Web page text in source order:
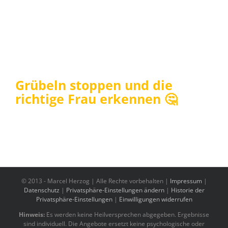
Grübeln stoppen und die
richtige Frau erkennen 🤔
© 2013 - Marcel Herzog | Alle Rechte vorbehalten | Impressum |
Datenschutz | Privatsphäre-Einstellungen ändern| Historie der
Privatsphäre-Einstellungen| Einwilligungen widerrufen
Hinweis: Es werden keine Heilversprechen abgegeben. Ergebnisse
sind individuell. Die Angebote ersetzt keine psychologische oder